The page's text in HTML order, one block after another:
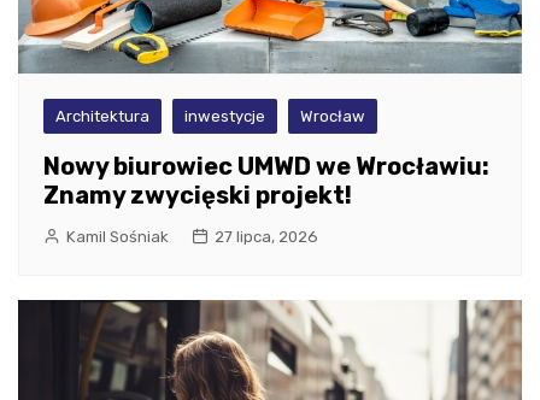
Architektura inwestycje Wrocław
Nowy biurowiec UMWD we Wrocławiu:
Znamy zwycięski projekt!
Kamil Sośniak 27 lipca, 2026